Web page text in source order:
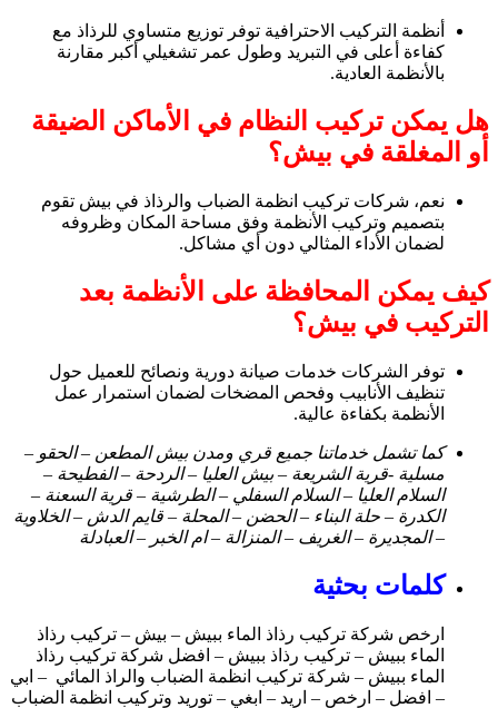
أنظمة التركيب الاحترافية توفر توزيع متساوي للرذاذ مع
كفاءة أعلى في التبريد وطول عمر تشغيلي أكبر مقارنة
بالأنظمة العادية.
هل يمكن تركيب النظام في الأماكن الضيقة
أو المغلقة في بيش؟
نعم، شركات تركيب انظمة الضباب والرذاذ في بيش تقوم
بتصميم وتركيب الأنظمة وفق مساحة المكان وظروفه
لضمان الأداء المثالي دون أي مشاكل.
كيف يمكن المحافظة على الأنظمة بعد
التركيب في بيش؟
توفر الشركات خدمات صيانة دورية ونصائح للعميل حول
تنظيف الأنابيب وفحص المضخات لضمان استمرار عمل
الأنظمة بكفاءة عالية.
كما تشمل خدماتنا جميع قري ومدن بيش المطعن – الحقو –
مسلية -قرية الشريعة – بيش العليا – الردحة – الفطيحة –
السلام العليا – السلام السفلي – الطرشية – قرية السعنة –
الكدرة – حلة البناء – الحضن – المحلة – قايم الدش – الخلاوية
– المجديرة – الغريف – المنزالة – ام الخبر – العبادلة
كلمات بحثية
ارخص شركة تركيب رذاذ الماء ببيش – بيش – تركيب رذاذ
الماء ببيش – تركيب رذاذ ببيش – افضل شركة تركيب رذاذ
الماء ببيش – شركة تركيب انظمة الضباب والراذ المائي – ابي
– افضل – ارخص – اريد – ابغي – توريد وتركيب انظمة الضباب